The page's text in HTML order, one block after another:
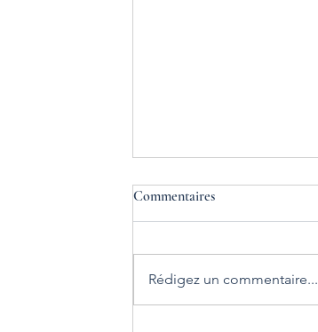
Commentaires
Rédigez un commentaire...